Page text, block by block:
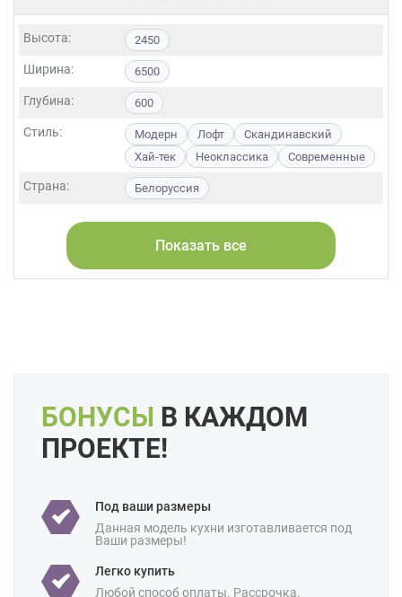
Высота: 2450
Ширина: 6500
Глубина: 600
Стиль: Модерн Лофт
Скандинавский
Хай-тек
Неоклассика Современные
Страна: Белоруссия
МДФ Пластик
Пленка
Alvic / УФ лак
Эмаль
Форма кухни: Угловая
Особенности: Встроенные Готовые
Под потолок
С встроенной техникой
Ценовая
категория:
Премиум-класс
Для студии
Показать все
БОНУСЫ В КАЖДОМ
ПРОЕКТЕ!
Под ваши размеры
Данная модель кухни изготавливается под
Ваши размеры!
Легко купить
Любой способ оплаты. Рассрочка.